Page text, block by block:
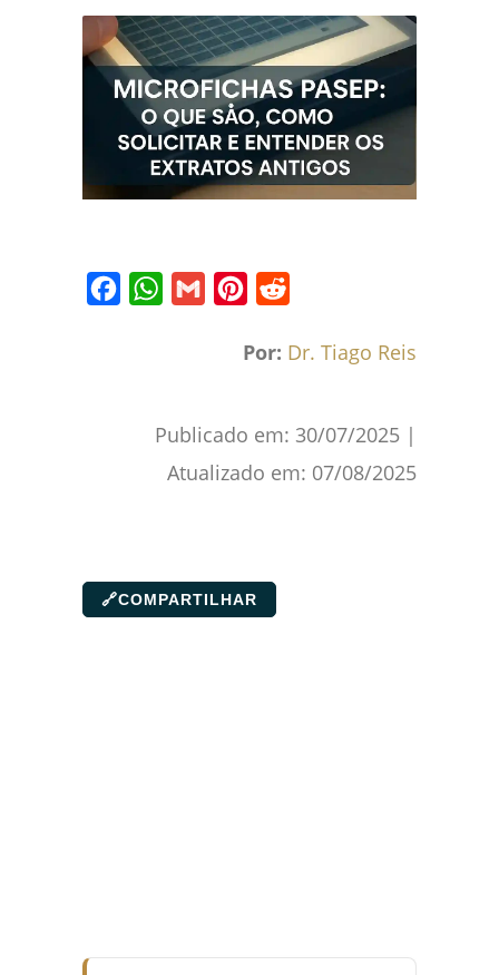
FacebookWhatsApp
Gmail Pinterest
Por: Dr. Tiago Reis
Publicado em: 30/07/2025 |
Atualizado em: 07/08/2025
🔗COMPARTILHAR